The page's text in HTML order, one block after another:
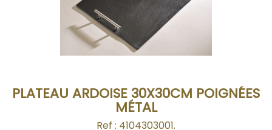
ACHETER
PLATEAU ARDOISE 30X30CM POIGNÉES
MÉTAL
Ref : 4104303001.